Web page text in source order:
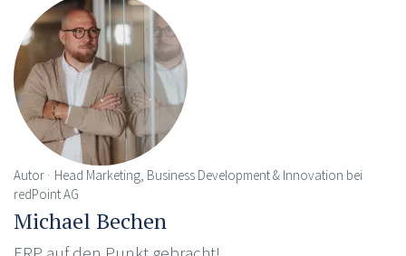
Autor
Head Marketing, Business Development & Innovation bei
redPoint AG
Michael Bechen